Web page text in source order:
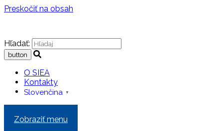
Preskočiť na obsah
Hľadať:
O SIEA
Kontakty
Slovenčina ▼
Zobraziť menu